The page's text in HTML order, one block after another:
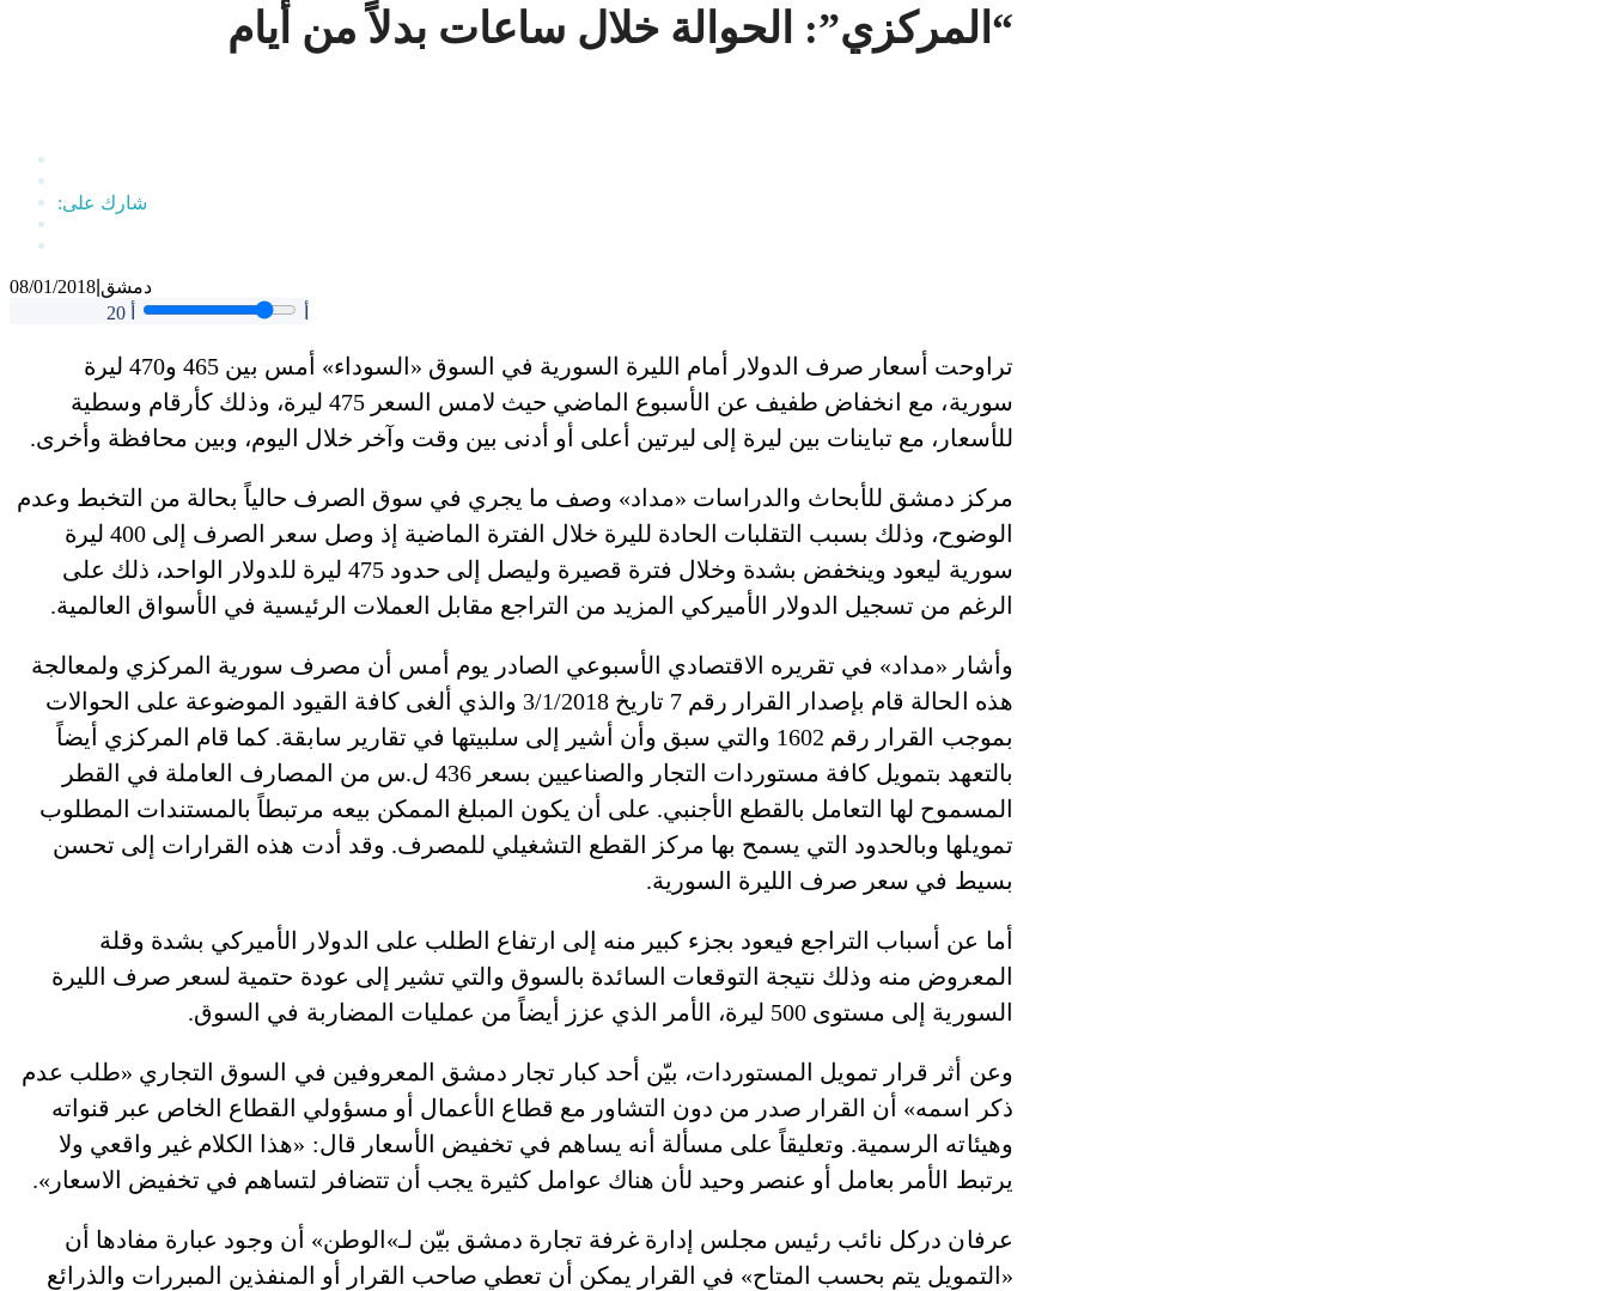
“المركزي”: الحوالة خلال ساعات بدلاً من أيام
08/01/2018 دمشق
20
تراوحت أسعار صرف الدولار أمام الليرة السورية في السوق «السوداء» أمس بين 465 و470 ليرة
سورية، مع انخفاض طفيف عن الأسبوع الماضي حيث لامس السعر 475 ليرة، وذلك كأرقام وسطية
للأسعار، مع تباينات بين ليرة إلى ليرتين أعلى أو أدنى بين وقت وآخر خلال اليوم، وبين محافظة وأخرى.
مركز دمشق للأبحاث والدراسات «مداد» وصف ما يجري في سوق الصرف حالياً بحالة من التخبط وعدم
الوضوح، وذلك بسبب التقلبات الحادة لليرة خلال الفترة الماضية إذ وصل سعر الصرف إلى 400 ليرة
سورية ليعود وينخفض بشدة وخلال فترة قصيرة وليصل إلى حدود 475 ليرة للدولار الواحد، ذلك على
الرغم من تسجيل الدولار الأميركي المزيد من التراجع مقابل العملات الرئيسية في الأسواق العالمية.
وأشار «مداد» في تقريره الاقتصادي الأسبوعي الصادر يوم أمس أن مصرف سورية المركزي ولمعالجة
هذه الحالة قام بإصدار القرار رقم 7 تاريخ 3/1/2018 والذي ألغى كافة القيود الموضوعة على الحوالات
بموجب القرار رقم 1602 والتي سبق وأن أشير إلى سلبيتها في تقارير سابقة. كما قام المركزي أيضاً
بالتعهد بتمويل كافة مستوردات التجار والصناعيين بسعر 436 ل.س من المصارف العاملة في القطر
المسموح لها التعامل بالقطع الأجنبي. على أن يكون المبلغ الممكن بيعه مرتبطاً بالمستندات المطلوب
تمويلها وبالحدود التي يسمح بها مركز القطع التشغيلي للمصرف. وقد أدت هذه القرارات إلى تحسن
بسيط في سعر صرف الليرة السورية.
أما عن أسباب التراجع فيعود بجزء كبير منه إلى ارتفاع الطلب على الدولار الأميركي بشدة وقلة
المعروض منه وذلك نتيجة التوقعات السائدة بالسوق والتي تشير إلى عودة حتمية لسعر صرف الليرة
السورية إلى مستوى 500 ليرة، الأمر الذي عزز أيضاً من عمليات المضاربة في السوق.
وعن أثر قرار تمويل المستوردات، بيّن أحد كبار تجار دمشق المعروفين في السوق التجاري «طلب عدم
ذكر اسمه» أن القرار صدر من دون التشاور مع قطاع الأعمال أو مسؤولي القطاع الخاص عبر قنواته
وهيئاته الرسمية. وتعليقاً على مسألة أنه يساهم في تخفيض الأسعار قال: «هذا الكلام غير واقعي ولا
يرتبط الأمر بعامل أو عنصر وحيد لأن هناك عوامل كثيرة يجب أن تتضافر لتساهم في تخفيض الاسعار».
عرفان دركل نائب رئيس مجلس إدارة غرفة تجارة دمشق بيّن لـ»الوطن» أن وجود عبارة مفادها أن
«التمويل يتم بحسب المتاح» في القرار يمكن أن تعطي صاحب القرار أو المنفذين المبررات والذرائع